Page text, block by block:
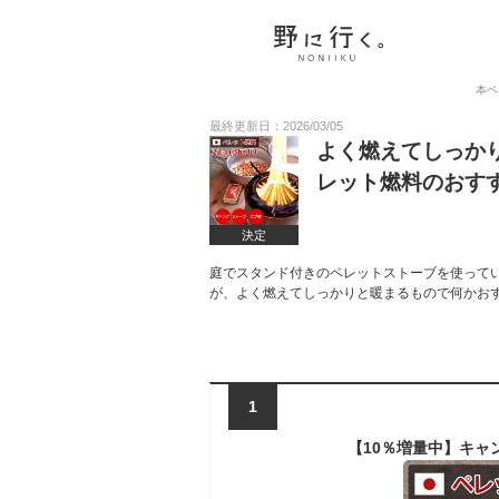
本
最終更新日：2026/03/05
決定
よく燃えてしっか
レット燃料のおす
庭でスタンド付きのペレットストーブを使っ
が、よく燃えてしっかりと暖まるもので何か
1